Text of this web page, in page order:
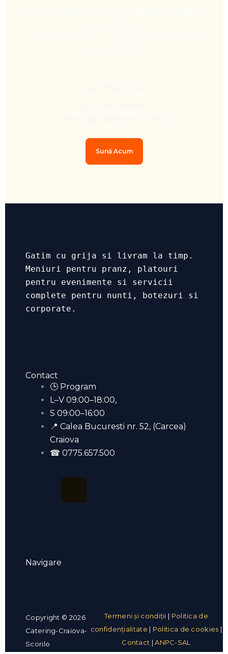
Sună Acum
Gatim cu grija si livram la timp.
Meniuri pentru pranz, platouri
pentru evenimente si servicii
complete pentru nunti, botezuri si
corporate.
Contact
🕒 Program
L–V 09:00–18:00,
S 09:00–16:00
📍 Calea Bucuresti nr. 52, (Carcea)
Craiova
☎ 0775.657.500
e
o
o
T
k
Navigare
Copyright © 2026
Catering-Craiova-
Scorilo
Termeni și condiții | Politica de
confidențialitate | Politica de cookies |
Contact |ANPC-SAL